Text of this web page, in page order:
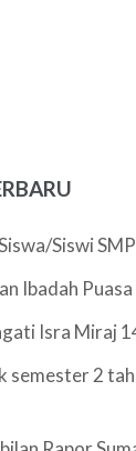
Siswi
Ibadah
Isra Miraj
semester 2